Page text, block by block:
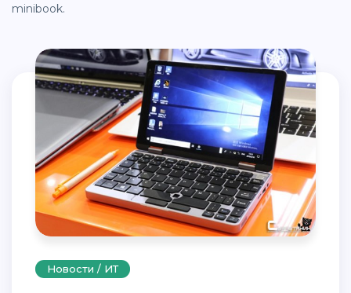
minibook.
Новости / ИТ